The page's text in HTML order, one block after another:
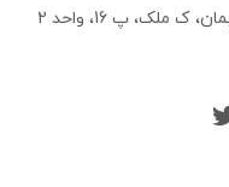
ملک، پ 16، واحد 2